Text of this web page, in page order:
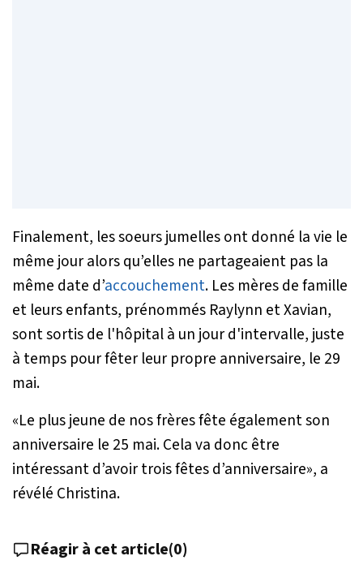
Finalement, les soeurs jumelles ont donné la vie le
même jour alors qu’elles ne partageaient pas la
même date d’accouchement. Les mères de famille
et leurs enfants, prénommés Raylynn et Xavian,
sont sortis de l'hôpital à un jour d'intervalle, juste
à temps pour fêter leur propre anniversaire, le 29
mai.
«Le plus jeune de nos frères fête également son
anniversaire le 25 mai. Cela va donc être
intéressant d’avoir trois fêtes d’anniversaire», a
révélé Christina.
Réagir à cet article(0)